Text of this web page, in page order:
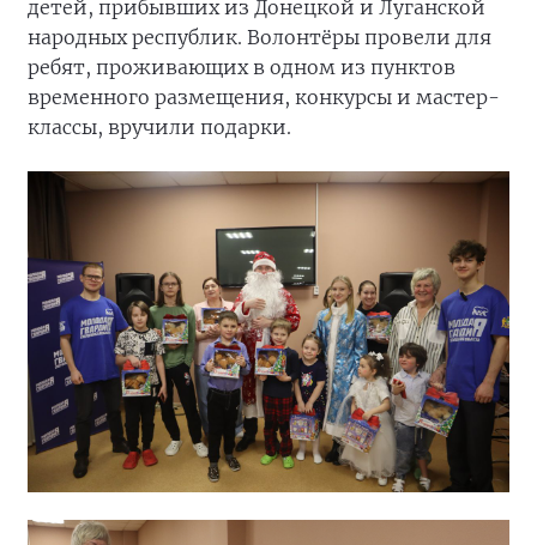
детей, прибывших из Донецкой и Луганской
народных республик. Волонтёры провели для
ребят, проживающих в одном из пунктов
временного размещения, конкурсы и мастер-
классы, вручили подарки.